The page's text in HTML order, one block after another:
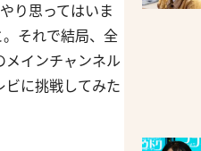
り思ってはいま
それで結局、全
インチャンネル
ビに挑戦してみた